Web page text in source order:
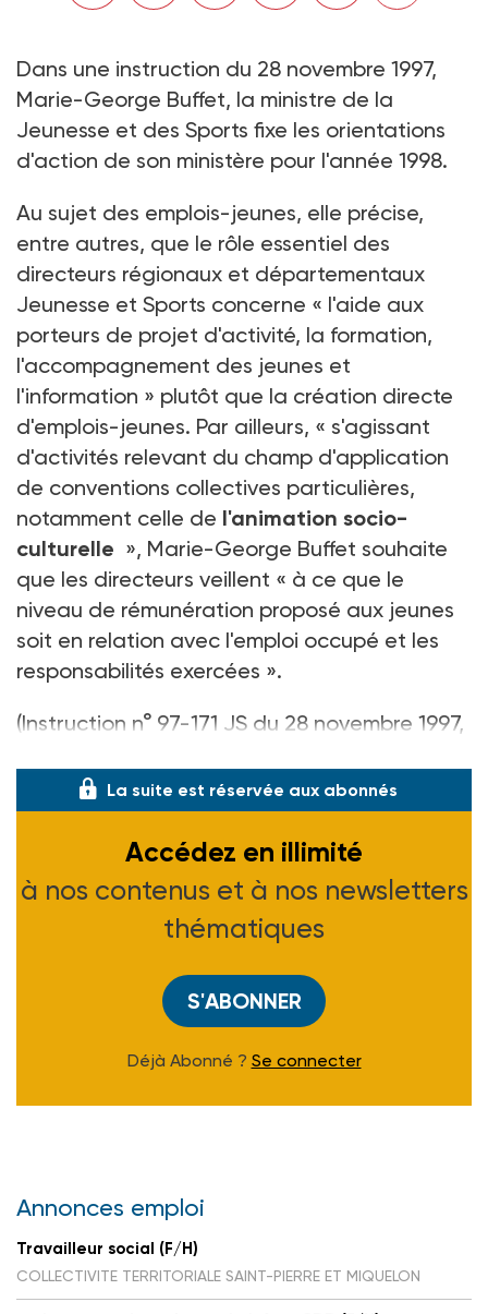
Dans une instruction du 28 novembre 1997,
Marie-George Buffet, la ministre de la
Jeunesse et des Sports fixe les orientations
d'action de son ministère pour l'année 1998.
Au sujet des emplois-jeunes, elle précise,
entre autres, que le rôle essentiel des
directeurs régionaux et départementaux
Jeunesse et Sports concerne « l'aide aux
porteurs de projet d'activité, la formation,
l'accompagnement des jeunes et
l'information » plutôt que la création directe
d'emplois-jeunes. Par ailleurs, « s'agissant
d'activités relevant du champ d'application
de conventions collectives particulières,
notamment celle de l'animation socio-
culturelle », Marie-George Buffet souhaite
que les directeurs veillent « à ce que le
niveau de rémunération proposé aux jeunes
soit en relation avec l'emploi occupé et les
responsabilités exercées ».
(Instruction n° 97-171 JS du 28 novembre 1997,
La suite est réservée aux abonnés
Accédez en illimité
à nos contenus et à nos newsletters
thématiques
S'ABONNER
Déjà Abonné ? Se connecter
Annonces emploi
Travailleur social (F/H)
COLLECTIVITE TERRITORIALE SAINT-PIERRE ET MIQUELON